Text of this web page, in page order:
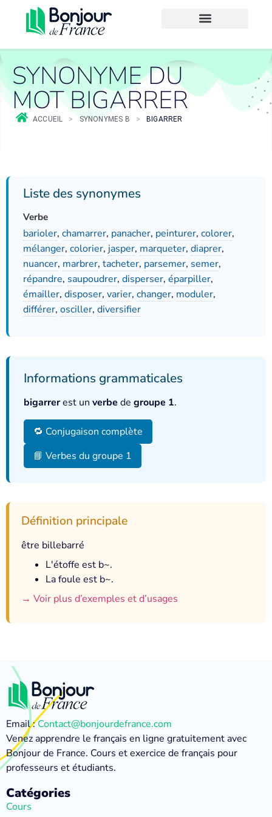
SYNONYME DU
MOT BIGARRER
ACCUEIL > SYNONYMES B > BIGARRER
Liste des synonymes
Verbe
barioler, chamarrer, panacher, peinturer, colorer,
mélanger, colorier, jasper, marqueter, diaprer,
nuancer, marbrer, tacheter, parsemer, semer,
répandre, saupoudrer, disperser, éparpiller,
émailler, disposer, varier, changer, moduler,
différer, osciller, diversifier
Informations grammaticales
bigarrerest un verbe de groupe 1.
🔁 Conjugaison complète
📘 Verbes du groupe 1
Définition principale
être billebarré
L'étoffe est b~.
La foule est b~.
→ Voir plus d’exemples et d’usages
Email :Contact@bonjourdefrance.com
Venez apprendre le français en ligne gratuitement avec
Bonjour de France. Cours et exercice de français pour
professeurs et étudiants.
Catégories
Cours